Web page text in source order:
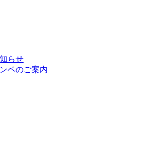
らせ
ペのご案内